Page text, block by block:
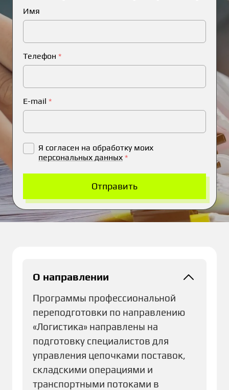
Имя
Телефон *
E-mail *
Я согласен на обработку моих
персональных данных *
Отправить
О направлении
Программы профессиональной
переподготовки по направлению
«Логистика» направлены на
подготовку специалистов для
управления цепочками поставок,
складскими операциями и
транспортными потоками в